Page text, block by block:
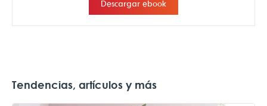
Tendencias, artículos y más